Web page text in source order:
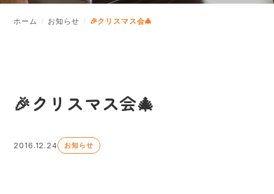
ホーム お知らせ 🎉クリスマス会🎄
🎉クリスマス会🎄
2016.12.24 お知らせ